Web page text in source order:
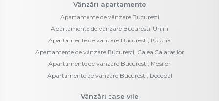
Vânzări apartamente
Apartamente de vânzare Bucuresti
Apartamente de vânzare Bucuresti, Unirii
Apartamente de vânzare Bucuresti, Polona
Apartamente de vânzare Bucuresti, Calea Calarasilor
Apartamente de vânzare Bucuresti, Mosilor
Apartamente de vânzare Bucuresti, Decebal
Vânzări case vile